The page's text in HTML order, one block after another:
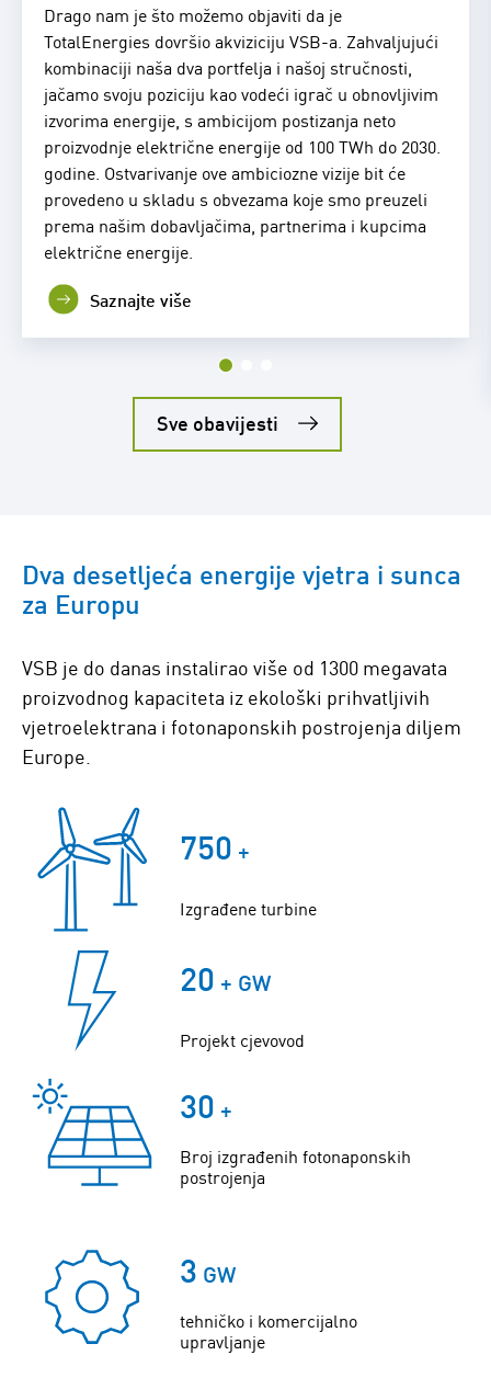
Drago nam je što možemo objaviti da je
TotalEnergies dovršio akviziciju VSB-a. Zahvaljujući
kombinaciji naša dva portfelja i našoj stručnosti,
jačamo svoju poziciju kao vodeći igrač u obnovljivim
izvorima energije, s ambicijom postizanja neto
proizvodnje električne energije od 100 TWh do 2030.
godine. Ostvarivanje ove ambiciozne vizije bit će
provedeno u skladu s obvezama koje smo preuzeli
prema našim dobavljačima, partnerima i kupcima
električne energije.
Saznajte više
Sve obavijesti
Dva desetljeća energije vjetra i sunca
za Europu
VSB je do danas instalirao više od 1300 megavata
proizvodnog kapaciteta iz ekološki prihvatljivih
vjetroelektrana i fotonaponskih postrojenja diljem
Europe.
750 +
Izgrađene turbine
20 + GW
Projekt cjevovod
30 +
Broj izgrađenih fotonaponskih
postrojenja
3 GW
tehničko i komercijalno
upravljanje